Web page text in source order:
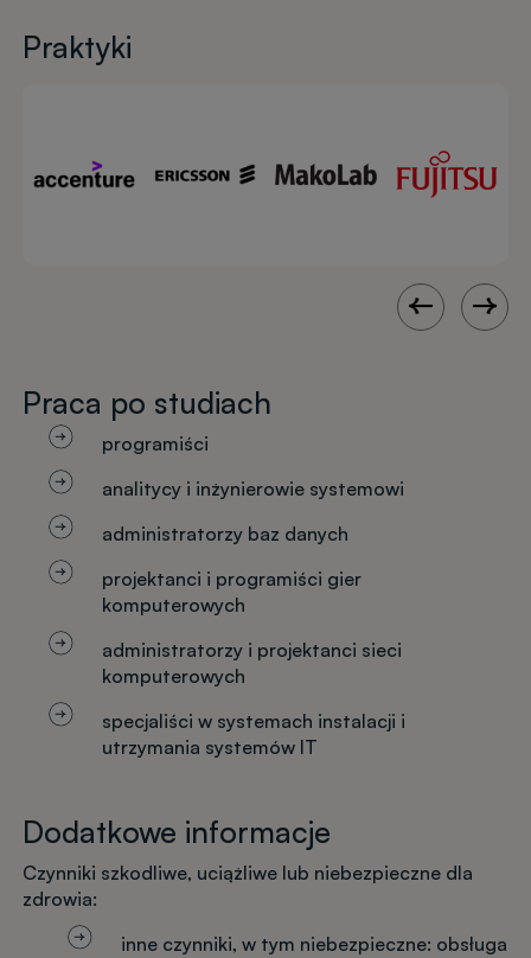
Praktyki
Praca po studiach
programiści
analitycy i inżynierowie systemowi
administratorzy baz danych
projektanci i programiści gier
komputerowych
administratorzy i projektanci sieci
komputerowych
specjaliści w systemach instalacji i
utrzymania systemów IT
Dodatkowe informacje
Czynniki szkodliwe, uciążliwe lub niebezpieczne dla
zdrowia:
inne czynniki, w tym niebezpieczne: obsługa